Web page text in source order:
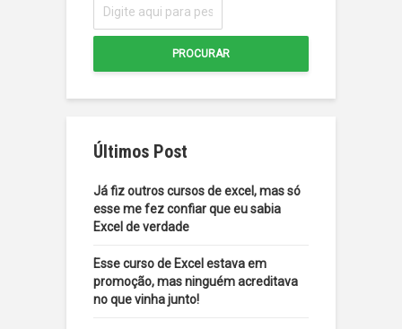
PROCURAR
Últimos Post
Já fiz outros cursos de excel, mas só
esse me fez confiar que eu sabia
Excel de verdade
Esse curso de Excel estava em
promoção, mas ninguém acreditava
no que vinha junto!